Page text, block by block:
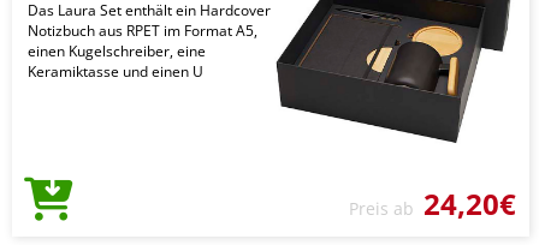
Das Laura Set enthält ein Hardcover
Notizbuch aus RPET im Format A5,
einen Kugelschreiber, eine
Keramiktasse und einen U
Preis ab 24,20€